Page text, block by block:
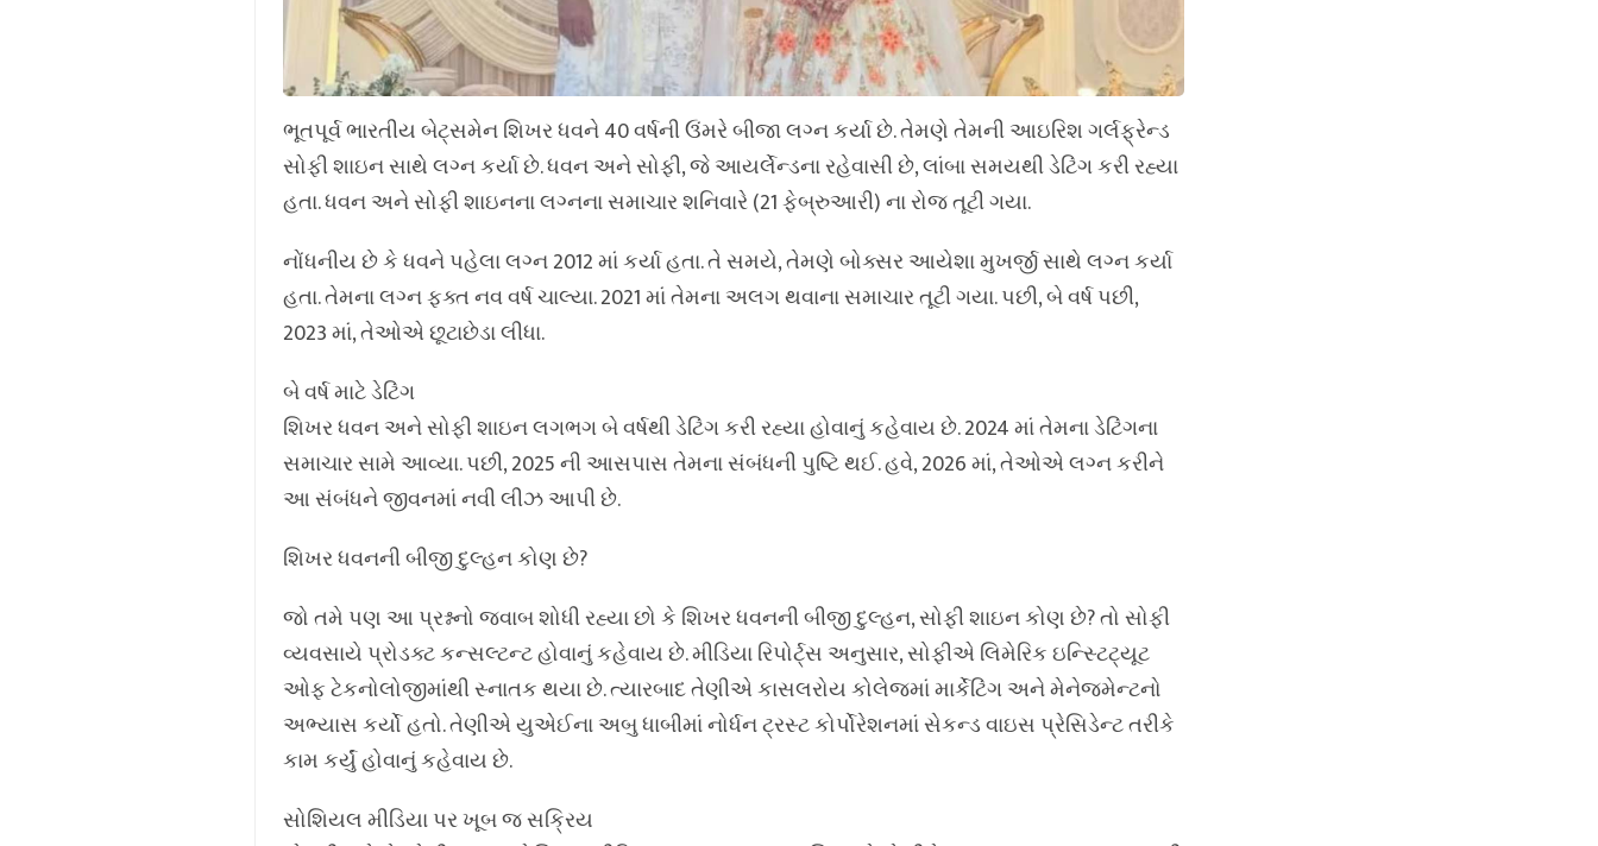
ભૂતપૂર્વ ભારતીય બેટ્સમેન શિખર ધવને 40 વર્ષની ઉંમરે બીજા લગ્ન કર્યા છે. તેમણે તેમની આઇરિશ ગર્લફ્રેન્ડ
સોફી શાઇન સાથે લગ્ન કર્યા છે. ધવન અને સોફી, જે આયર્લેન્ડના રહેવાસી છે, લાંબા સમયથી ડેટિંગ કરી રહ્યા
હતા. ધવન અને સોફી શાઇનના લગ્નના સમાચાર શનિવારે (21 ફેબ્રુઆરી) ના રોજ તૂટી ગયા.
નોંધનીય છે કે ધવને પહેલા લગ્ન 2012 માં કર્યા હતા. તે સમયે, તેમણે બોક્સર આયેશા મુખર્જી સાથે લગ્ન કર્યા
હતા. તેમના લગ્ન ફક્ત નવ વર્ષ ચાલ્યા. 2021 માં તેમના અલગ થવાના સમાચાર તૂટી ગયા. પછી, બે વર્ષ પછી,
2023 માં, તેઓએ છૂટાછેડા લીધા.
બે વર્ષ માટે ડેટિંગ
શિખર ધવન અને સોફી શાઇન લગભગ બે વર્ષથી ડેટિંગ કરી રહ્યા હોવાનું કહેવાય છે. 2024 માં તેમના ડેટિંગના
સમાચાર સામે આવ્યા. પછી, 2025 ની આસપાસ તેમના સંબંધની પુષ્ટિ થઈ. હવે, 2026 માં, તેઓએ લગ્ન કરીને
આ સંબંધને જીવનમાં નવી લીઝ આપી છે.
શિખર ધવનની બીજી દુલ્હન કોણ છે?
જો તમે પણ આ પ્રશ્નનો જવાબ શોધી રહ્યા છો કે શિખર ધવનની બીજી દુલ્હન, સોફી શાઇન કોણ છે? તો સોફી
વ્યવસાયે પ્રોડક્ટ કન્સલ્ટન્ટ હોવાનું કહેવાય છે. મીડિયા રિપોર્ટ્સ અનુસાર, સોફીએ લિમેરિક ઇન્સ્ટિટ્યૂટ
ઓફ ટેકનોલોજીમાંથી સ્નાતક થયા છે. ત્યારબાદ તેણીએ કાસલરોય કોલેજમાં માર્કેટિંગ અને મેનેજમેન્ટનો
અભ્યાસ કર્યો હતો. તેણીએ યુએઈના અબુ ધાબીમાં નોર્ધન ટ્રસ્ટ કોર્પોરેશનમાં સેકન્ડ વાઇસ પ્રેસિડેન્ટ તરીકે
કામ કર્યું હોવાનું કહેવાય છે.
સોશિયલ મીડિયા પર ખૂબ જ સક્રિય